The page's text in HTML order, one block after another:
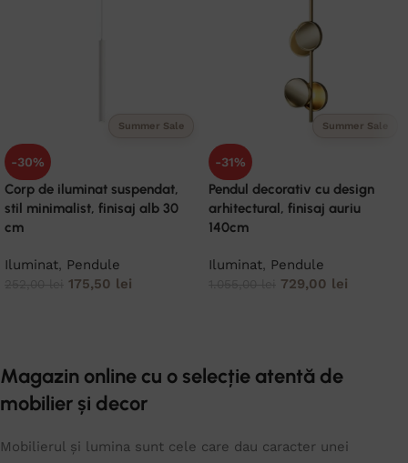
Summer Sale
-30%
Corp de iluminat suspendat,
stil minimalist, finisaj alb 30
cm
Iluminat, Pendule
175,50 lei
Summer Sale
-31%
Pendul decorativ cu design
arhitectural, finisaj auriu
140cm
Iluminat, Pendule
729,00 lei
Magazin online cu o selecție atentă de
mobilier și decor
Mobilierul și lumina sunt cele care dau caracter unei